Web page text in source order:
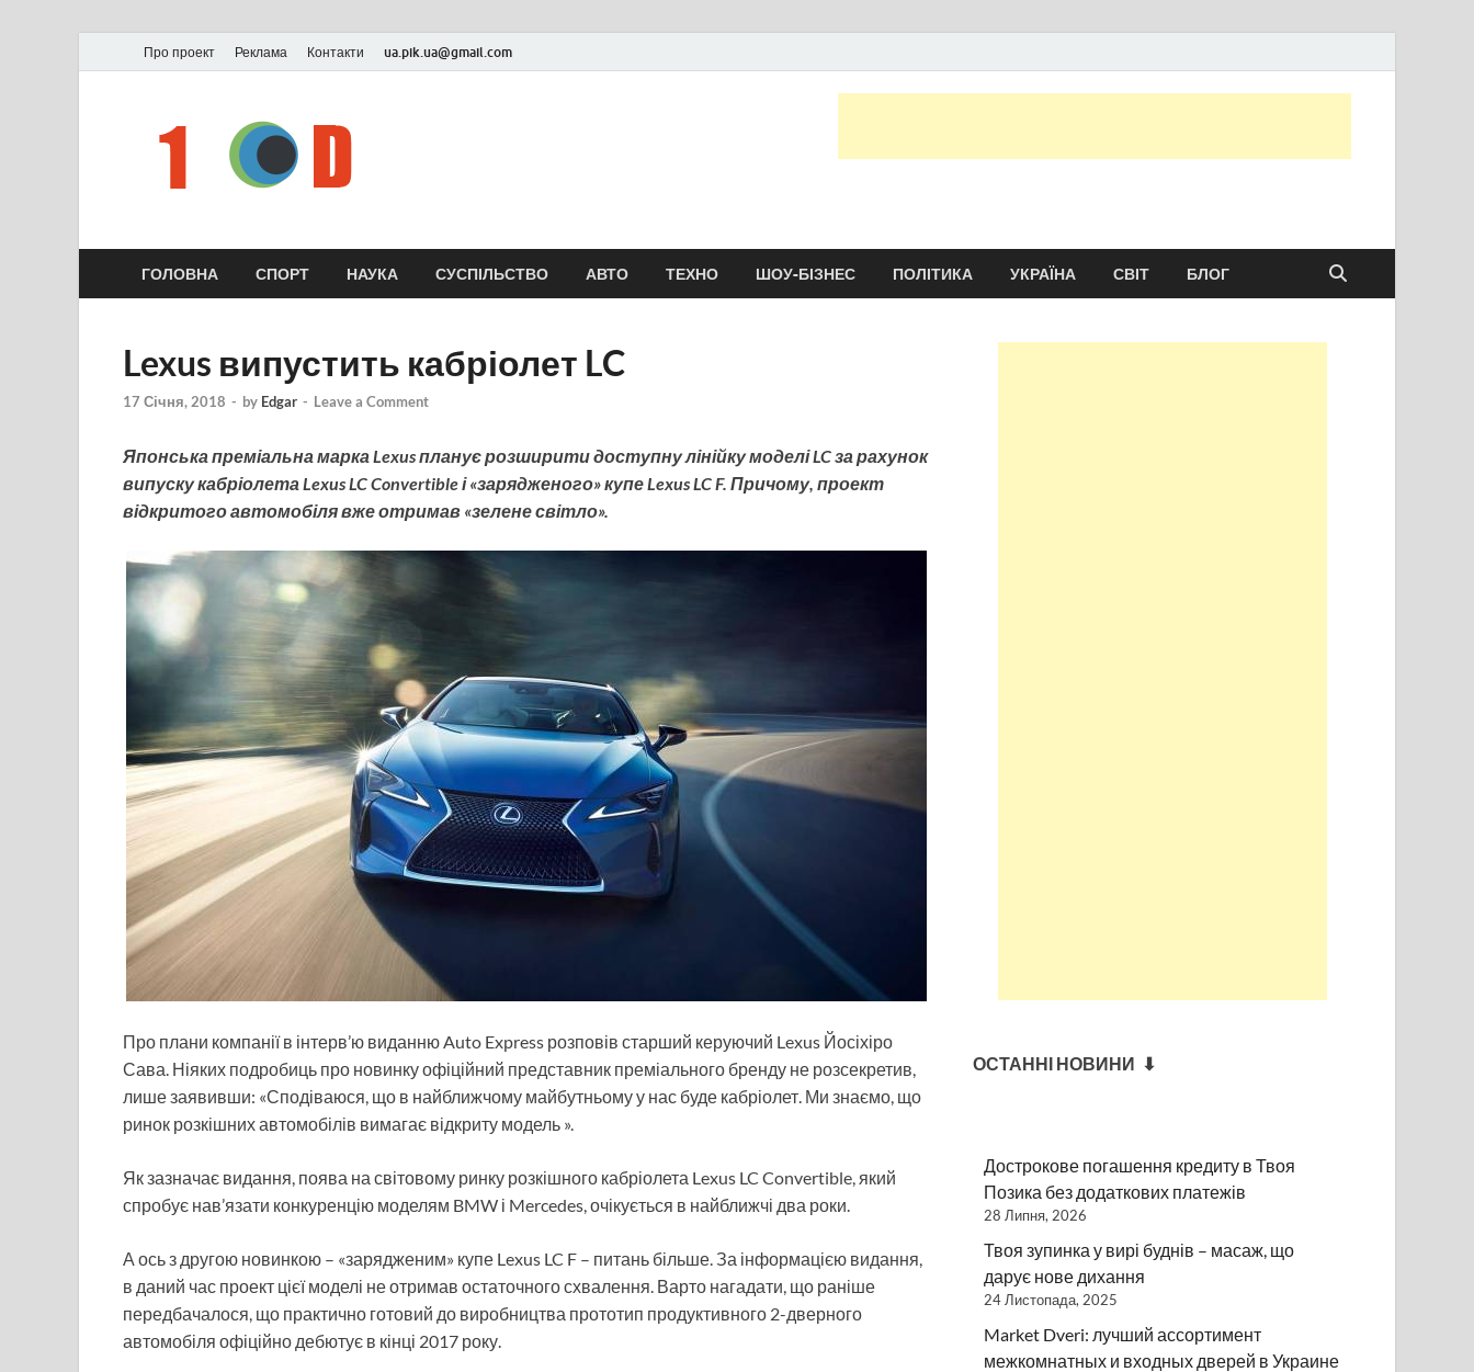
Про проект Реклама Контакти ua.pik.ua@gmail.com
Новини України та світу сьогодні
ГОЛОВНА СПОРТ НАУКА СУСПІЛЬСТВО АВТО ТЕХНО ШОУ-БІЗНЕС ПОЛІТИКА УКРАЇНА СВІТ БЛОГ
Lexus випустить кабріолет LC
17 Січня, 2018 - by Edgar - Leave a Comment
Японська преміальна марка Lexus планує розширити доступну лінійку моделі LC за рахунок
випуску кабріолета Lexus LC Convertible і «зарядженого» купе Lexus LC F. Причому, проект
відкритого автомобіля вже отримав «зелене світло».
Про плани компанії в інтерв’ю виданню Auto Express розповів старший керуючий Lexus Йосіхіро
Сава. Ніяких подробиць про новинку офіційний представник преміального бренду не розсекретив,
лише заявивши: «Сподіваюся, що в найближчому майбутньому у нас буде кабріолет. Ми знаємо, що
ринок розкішних автомобілів вимагає відкриту модель ».
Як зазначає видання, поява на світовому ринку розкішного кабріолета Lexus LC Convertible, який
спробує нав’язати конкуренцію моделям BMW і Mercedes, очікується в найближчі два роки.
А ось з другою новинкою – «зарядженим» купе Lexus LC F – питань більше. За інформацією видання,
в даний час проект цієї моделі не отримав остаточного схвалення. Варто нагадати, що раніше
передбачалося, що практично готовий до виробництва прототип продуктивного 2-дверного
автомобіля офіційно дебютує в кінці 2017 року.
ОСТАННІ НОВИНИ ⬇
Дострокове погашення кредиту в Твоя
Позика без додаткових платежів
28 Липня, 2026
Твоя зупинка у вирі буднів – масаж, що
дарує нове дихання
24 Листопада, 2025
Market Dveri: лучший ассортимент
межкомнатных и входных дверей в Украине